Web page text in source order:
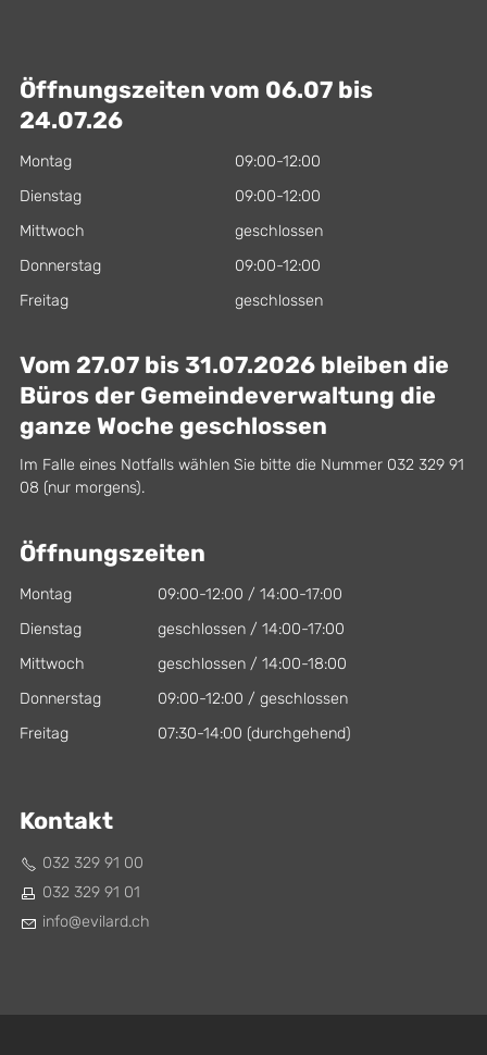
Öffnungszeiten vom 06.07 bis
24.07.26
Montag
09:00-12:00
Dienstag
09:00-12:00
Mittwoch
geschlossen
Donnerstag
09:00-12:00
Freitag
geschlossen
Vom 27.07 bis 31.07.2026 bleiben die
Büros der Gemeindeverwaltung die
ganze Woche geschlossen
Im Falle eines Notfalls wählen Sie bitte die Nummer 032 329 91
08 (nur morgens).
Öffnungszeiten
Montag
09:00-12:00 / 14:00-17:00
Dienstag
geschlossen / 14:00-17:00
Mittwoch
geschlossen / 14:00-18:00
Donnerstag
09:00-12:00 / geschlossen
Freitag
07:30-14:00 (durchgehend)
Kontakt
032 329 91 00
032 329 91 01
nf
v l rd ch